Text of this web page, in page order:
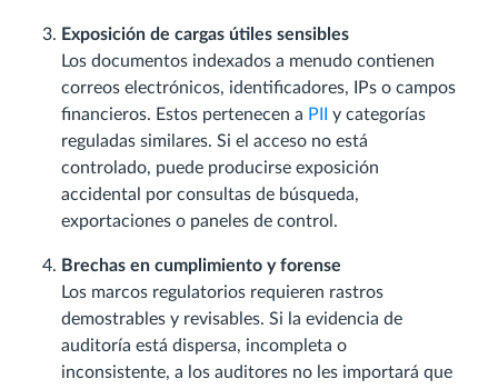
Exposición de cargas útiles sensibles
Los documentos indexados a menudo contienen
correos electrónicos, identificadores, IPs o campos
financieros. Estos pertenecen a PII
y categorías
reguladas similares. Si el acceso no está
controlado, puede producirse exposición
accidental por consultas de búsqueda,
exportaciones o paneles de control.
Brechas en cumplimiento y forense
Los marcos regulatorios requieren rastros
demostrables y revisables. Si la evidencia de
auditoría está dispersa, incompleta o
inconsistente, a los auditores no les importará que